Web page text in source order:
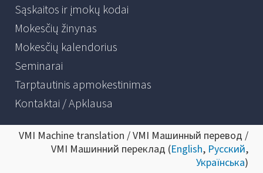
Sąskaitos ir įmokų kodai
Mokesčių žinynas
Mokesčių kalendorius
Seminarai
Tarptautinis apmokestinimas
Kontaktai / Apklausa
VMI Machine translation / VMI Машинный перевод /
VMI Машинний переклад (English, Русский,
Українська)